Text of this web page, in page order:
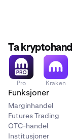
Ta
Pro Kraken
Funksjoner
Marginhandel
Futures Trading
OTC-handel
Institusjoner